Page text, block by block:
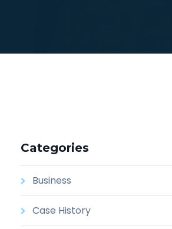
Categories
Business
Case History